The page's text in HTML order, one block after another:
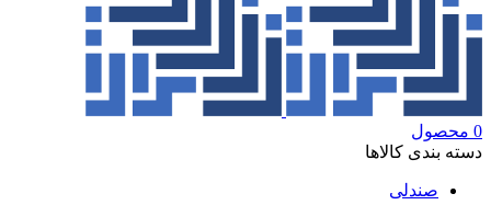
0 محصول
دسته بندی کالاها
صندلی